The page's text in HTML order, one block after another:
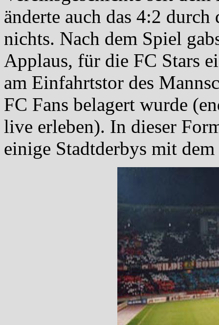
änderte auch das 4:2
nichts. Nach dem Spiel
Applaus, für die FC Stars
am Einfahrtstor des
FC Fans belagert wurde
live erleben). In dieser
einige Stadtderbys mit